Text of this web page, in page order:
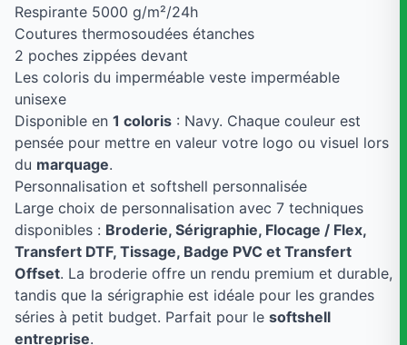
Respirante 5000 g/m²/24h
Coutures thermosoudées étanches
2 poches zippées devant
Les coloris du imperméable veste imperméable
unisexe
Disponible en 1 coloris : Navy. Chaque couleur est
pensée pour mettre en valeur votre logo ou visuel lors
du marquage.
Personnalisation et softshell personnalisée
Large choix de personnalisation avec 7 techniques
disponibles : Broderie, Sérigraphie, Flocage / Flex,
Transfert DTF, Tissage, Badge PVC et Transfert
Offset. La broderie offre un rendu premium et durable,
tandis que la sérigraphie est idéale pour les grandes
séries à petit budget. Parfait pour le softshell
entreprise.